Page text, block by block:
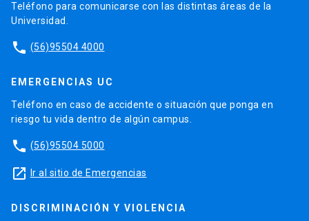
Teléfono para comunicarse con las distintas áreas de la
Universidad.
phone (56)95504 4000
EMERGENCIAS UC
Teléfono en caso de accidente o situación que ponga en
riesgo tu vida dentro de algún campus.
phone (56)95504 5000
launch Ir al sitio de Emergencias
DISCRIMINACIÓN Y VIOLENCIA